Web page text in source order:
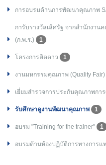
การอบรมด้านการพัฒนาคุณภาพ
การับรางวัลเลิศรัฐ จากสำนักงา
(ก.พ.ร.)
1
โครงการติดดาว 1
งานมหกรรมคุณภาพ (Quality Fair)
เยี่ยมสำรวจการประกันคุณภาพกา
รับศึกษาดูงานพัฒนาคุณภาพ 1
อบรม "Training for the trainer" 1
อบรมด้านห้องปฏิบัติการทางการแ